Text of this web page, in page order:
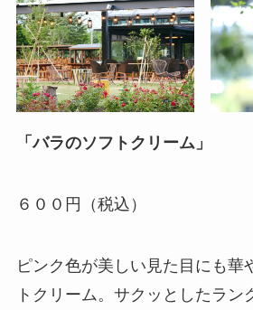
「バラのソフトクリーム」
６００円（税込）
ピンク色が美しい見た目にも華
トクリーム。サクッとしたラン